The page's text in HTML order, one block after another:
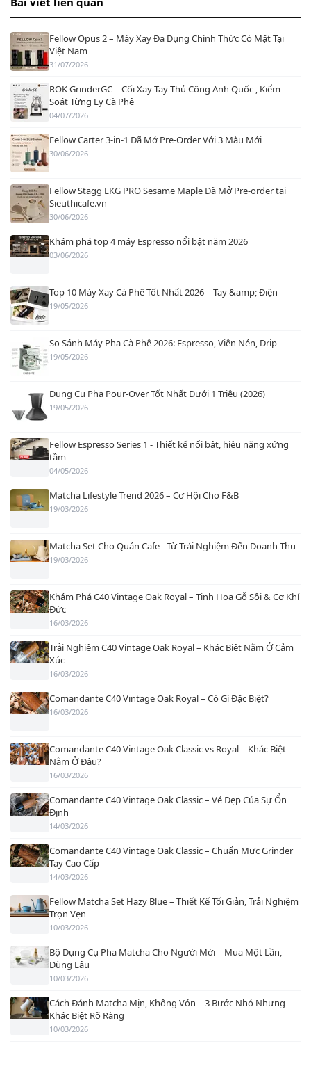
Fellow Opus 2 – Máy Xay Đa Dụng Chính Thức Có Mặt Tại
Việt Nam
31/07/2026
ROK GrinderGC – Cối Xay Tay Thủ Công Anh Quốc , Kiểm
Soát Từng Ly Cà Phê
04/07/2026
Fellow Carter 3-in-1 Đã Mở Pre-Order Với 3 Màu Mới
30/06/2026
Fellow Stagg EKG PRO Sesame Maple Đã Mở Pre-order tại
Sieuthicafe.vn
30/06/2026
Khám phá top 4 máy Espresso nổi bật năm 2026
03/06/2026
Top 10 Máy Xay Cà Phê Tốt Nhất 2026 – Tay &amp; Điện
19/05/2026
So Sánh Máy Pha Cà Phê 2026: Espresso, Viên Nén, Drip
19/05/2026
Dụng Cụ Pha Pour-Over Tốt Nhất Dưới 1 Triệu (2026)
19/05/2026
Fellow Espresso Series 1 - Thiết kế nổi bật, hiệu năng xứng
tầm
04/05/2026
Matcha Lifestyle Trend 2026 – Cơ Hội Cho F&B
19/03/2026
Matcha Set Cho Quán Cafe - Từ Trải Nghiệm Đến Doanh Thu
19/03/2026
Khám Phá C40 Vintage Oak Royal – Tinh Hoa Gỗ Sồi & Cơ Khí
Đức
16/03/2026
Trải Nghiệm C40 Vintage Oak Royal – Khác Biệt Nằm Ở Cảm
Xúc
16/03/2026
Comandante C40 Vintage Oak Royal – Có Gì Đặc Biệt?
16/03/2026
Comandante C40 Vintage Oak Classic vs Royal – Khác Biệt
Nằm Ở Đâu?
16/03/2026
Comandante C40 Vintage Oak Classic – Vẻ Đẹp Của Sự Ổn
Định
14/03/2026
Comandante C40 Vintage Oak Classic – Chuẩn Mực Grinder
Tay Cao Cấp
14/03/2026
Fellow Matcha Set Hazy Blue – Thiết Kế Tối Giản, Trải Nghiệm
Trọn Vẹn
10/03/2026
Bộ Dụng Cụ Pha Matcha Cho Người Mới – Mua Một Lần,
Dùng Lâu
10/03/2026
Cách Đánh Matcha Mịn, Không Vón – 3 Bước Nhỏ Nhưng
Khác Biệt Rõ Ràng
10/03/2026